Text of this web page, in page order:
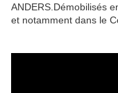
ANDERS.Démobilisés
et notamment dans le